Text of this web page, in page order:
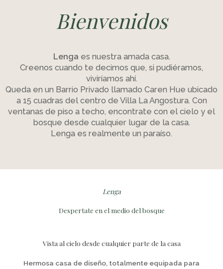
Bienvenidos
Lenga es nuestra amada casa.
Creenos cuando te decimos que, si pudiéramos,
viviríamos ahí.
Queda en un Barrio Privado llamado Caren Hue ubicado
a 15 cuadras del centro de Villa La Angostura. Con
ventanas de piso a techo, encontrate con el cielo y el
bosque desde cualquier lugar de la casa.
Lenga es realmente un paraíso.
Lenga
Despertate en el medio del bosque
Vista al cielo desde cualquier parte de la casa
Hermosa casa de diseño, totalmente equipada para